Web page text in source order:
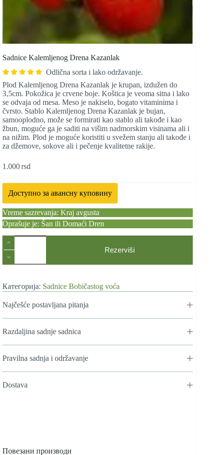
Sadnice Kalemljenog Drena Kazanlak
Odlična sorta i lako održavanje.
Plod Kalemljenog Drena Kazanlak je krupan, izdužen do
3,5cm. Pokožica je crvene boje. Koštica je veoma sitna i lako
se odvaja od mesa. Meso je nakiselo, bogato vitaminima i
čvrsto. Stablo Kalemljenog Drena Kazanlak je bujan,
samooplodno, može se formirati kao stablo ali takođe i kao
žbun, moguće ga je saditi na višim nadmorskim visinama ali i
na nižim. Plod je moguće koristiti u svežem stanju ali takođe i
za džemove, sokove ali i pečenje kvalitetne rakije.
1.000rsd
Доступно за авансну куповину
Vreme sazrevanja: Kraj avgusta
Oprašuje je: Šan ili Domaći Dren
Sadnice
Drena
Kazanlak
Rezerviši
Категорија: Sadnice Bobičastog voća
Najčešće postavljana pitanja
Razdaljina sadnje sadnica
Pravilna sadnja i održavanje
Dostava
Повезани производи